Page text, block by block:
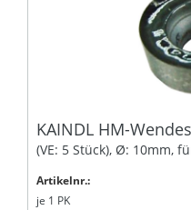
KAINDL HM-
(VE: 5 Stück), Ø: 10mm,
Artikelnr.:
je 1 PK